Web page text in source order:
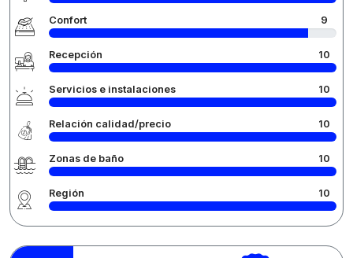
Confort 9
Recepción 10
Servicios e instalaciones 10
Relación calidad/precio 10
Zonas de baño 10
Región 10